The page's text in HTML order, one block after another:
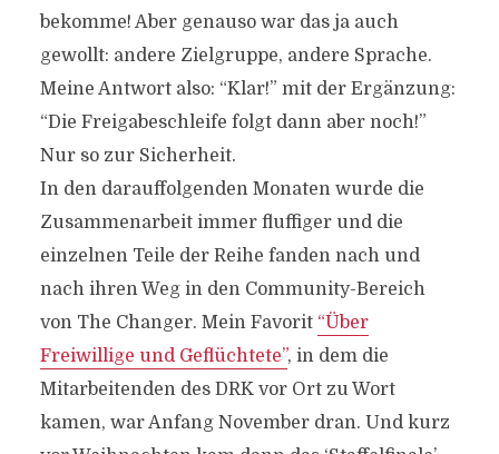
bekomme! Aber genauso war das ja auch
gewollt: andere Zielgruppe, andere Sprache.
Meine Antwort also: “Klar!” mit der Ergänzung:
“Die Freigabeschleife folgt dann aber noch!”
Nur so zur Sicherheit.
In den darauffolgenden Monaten wurde die
Zusammenarbeit immer fluffiger und die
einzelnen Teile der Reihe fanden nach und
nach ihren Weg in den Community-Bereich
von The Changer. Mein Favorit “Über
Freiwillige und Geflüchtete”, in dem die
Mitarbeitenden des DRK vor Ort zu Wort
kamen, war Anfang November dran. Und kurz